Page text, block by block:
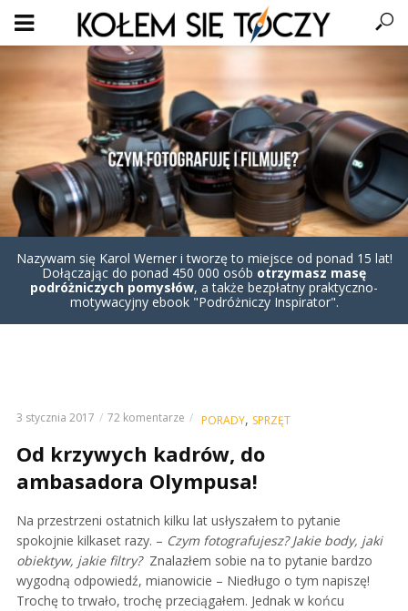
Nazywam się Karol Werner i tworzę to miejsce od ponad 15 lat!
Dołączając do ponad 450 000 osób otrzymasz masę
podróżniczych pomysłów, a także bezpłatny praktyczno-
motywacyjny ebook "Podróżniczy Inspirator".
3 stycznia 2017 72 komentarze PORADY, SPRZĘT
Od krzywych kadrów, do
ambasadora Olympusa!
Na przestrzeni ostatnich kilku lat usłyszałem to pytanie
spokojnie kilkaset razy. – Czym fotografujesz? Jakie body, jaki
obiektyw, jakie filtry?Znalazłem sobie na to pytanie bardzo
wygodną odpowiedź, mianowicie – Niedługo o tym napiszę!
Trochę to trwało, trochę przeciągałem. Jednak w końcu